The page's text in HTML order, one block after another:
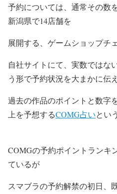
予約については、通常その数
新潟県で14店舗を
展開する、ゲームショップチ
自社サイトにて、実数ではな
う形で予約状況を大まかに伝
過去の作品のポイントと数字
上を予想するCOMG占いとい
COMGの予約ポイントランキ
ているが
スマブラの予約解禁の初日、